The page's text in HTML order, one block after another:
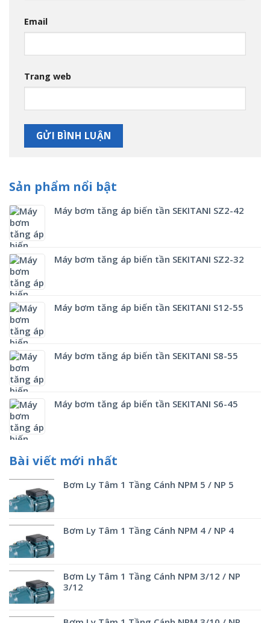
Email
Trang web
Sản phẩm nổi bật
Máy bơm tăng áp biến tần SEKITANI SZ2-42
Máy bơm tăng áp biến tần SEKITANI SZ2-32
Máy bơm tăng áp biến tần SEKITANI S12-55
Máy bơm tăng áp biến tần SEKITANI S8-55
Máy bơm tăng áp biến tần SEKITANI S6-45
Bài viết mới nhất
Bơm Ly Tâm 1 Tầng Cánh NPM 5 / NP 5
Bơm Ly Tâm 1 Tầng Cánh NPM 4 / NP 4
Bơm Ly Tâm 1 Tầng Cánh NPM 3/12 / NP
3/12